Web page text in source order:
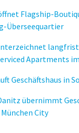
Flagship-
Überseequartier
Apartments
Geschäftshaus in
übernimmt
München City